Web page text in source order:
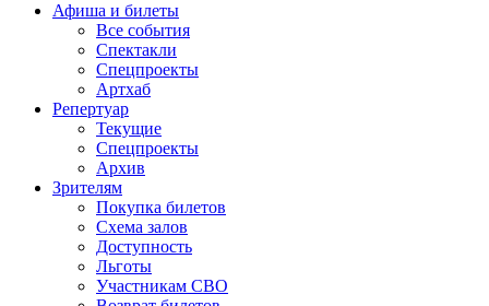
Афиша и билеты
Все события
Спектакли
Спецпроекты
Артхаб
Репертуар
Текущие
Спецпроекты
Архив
Зрителям
Покупка билетов
Схема залов
Доступность
Льготы
Участникам СВО